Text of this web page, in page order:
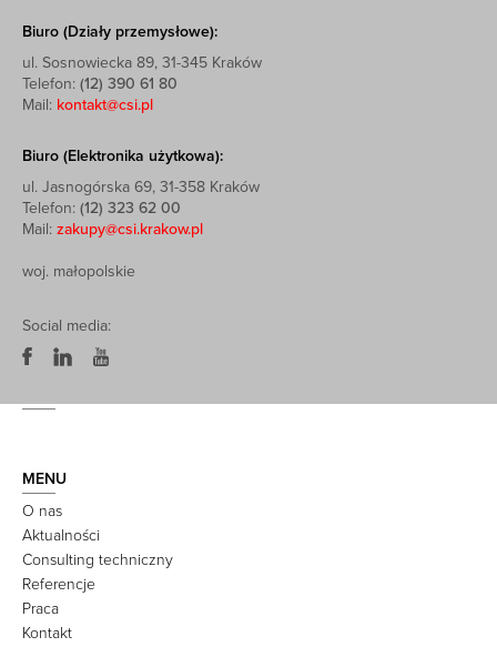
Biuro (Działy przemysłowe):
ul. Sosnowiecka 89, 31-345 Kraków
Telefon: (12) 390 61 80
Mail: kontakt@csi.pl
Biuro (Elektronika użytkowa):
ul. Jasnogórska 69, 31-358 Kraków
Telefon: (12) 323 62 00
Mail: zakupy@csi.krakow.pl
woj. małopolskie
Social media:
MENU
O nas
Aktualności
Consulting techniczny
Referencje
Praca
Kontakt